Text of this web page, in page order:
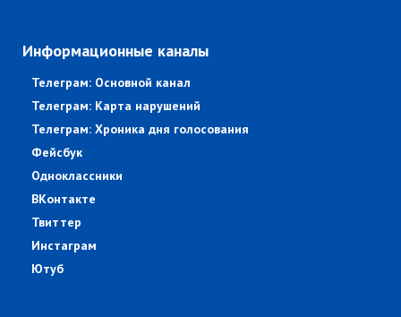
Информационные каналы
Телеграм: Основной канал
Телеграм: Карта нарушений
Телеграм: Хроника дня голосования
Фейсбук
Одноклассники
ВКонтакте
Твиттер
Инстаграм
Ютуб